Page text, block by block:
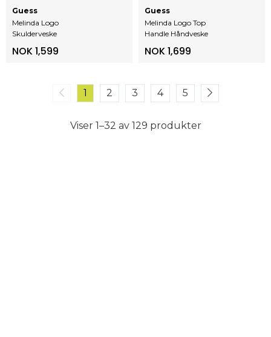
Melinda Logo
Skulderveske
Guess
NOK 1,599
Melinda Logo Top
Handle Håndveske
Guess
NOK 1,699
Viser 1–32 av 129 produkter
1 2 3 4 5